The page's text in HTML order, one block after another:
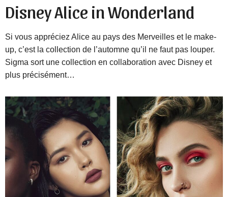
Disney Alice in Wonderland
Si vous appréciez Alice au pays des Merveilles et le make-
up, c’est la collection de l’automne qu’il ne faut pas louper.
Sigma sort une collection en collaboration avec Disney et
plus précisément…